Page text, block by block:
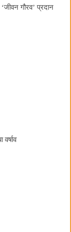
गौरव‌’ प्रदान